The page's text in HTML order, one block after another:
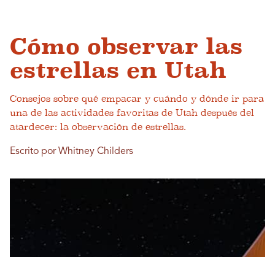
Cómo observar las
estrellas en Utah
Consejos sobre qué empacar y cuándo y dónde ir para
una de las actividades favoritas de Utah después del
atardecer: la observación de estrellas.
Escrito por Whitney Childers